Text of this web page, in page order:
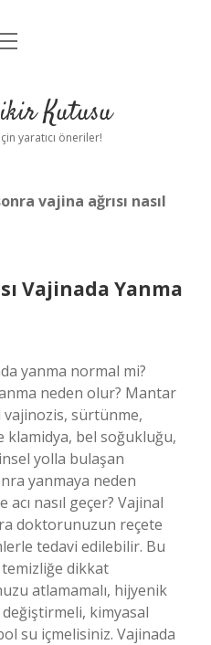
UyarıKutusu
yaratıcı öneriler!
vajina ağrısı nasıl
Vajinada Yanma
yanma normal mi?
neden olur? Mantar
sürtünme,
klamidya, bel soğukluğu,
yolla bulaşan
yanmaya neden
nasıl geçer? Vajinal
doktorunuzun reçete
tedavi edilebilir. Bu
dikkat
atlamamalı, hijyenik
kimyasal
su içmelisiniz. Vajinada